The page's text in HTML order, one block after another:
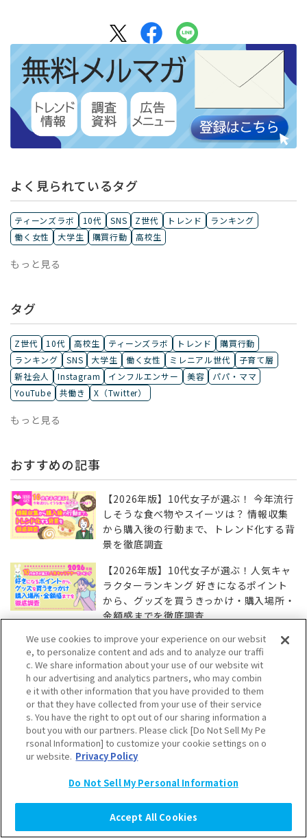
よく見られているタグ
ティーンズラボ 10代 SNS Z世代 トレンド
ランキング
働く女性
大学生 購買行動 高校生
もっと見る
タグ
Z世代 10代 高校生 ティーンズラボ トレンド
購買行動
ランキング
SNS 大学生 働く女性 ミレニアル世代
子育て層
新社会人
Instagram インフルエンサー 美容
パパ・ママ
YouTube
共働き X（Twitter）
もっと見る
おすすめの記事
【2026年版】10代女子が選ぶ！ 今年流行
しそうな食べ物やスイーツは？ 情報収集
から購入後の行動まで、トレンド化する背
景を徹底調査
【2026年版】10代女子が選ぶ！人気キャ
ラクターランキング 好きになるポイント
から、グッズを買うきっかけ・購入場所・
金額感までを徹底調査
【2025年】10代女子が選ぶトレンドラン
キングを発表！
【2026年上半期】10代女子が選ぶトレン
ドランキングを発表！
10代女子に聞いた！ 2025年に流行った食
We use cookies to improve your experience on our websit
e, to personalize content and ads and to analyze our traffi
c. We share information about your use of our website wit
h our advertising and analytics partners, who may combin
e it with other information that you have provided to them
or that they have collected from your use of their service
s. You have the right to opt out of our sharing information a
bout you with our partners. Please click [Do Not Sell My Pe
rsonal Information] to customize your cookie settings on o
ur website. Privacy Policy
Do Not Sell My Personal Information
Accept All Cookies